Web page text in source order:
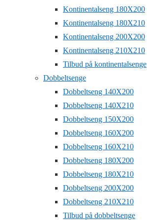
Kontinentalseng 180X200
Kontinentalseng 180X210
Kontinentalseng 200X200
Kontinentalseng 210X210
Tilbud på kontinentalsenge
Dobbeltsenge
Dobbeltseng 140X200
Dobbeltseng 140X210
Dobbeltseng 150X200
Dobbeltseng 160X200
Dobbeltseng 160X210
Dobbeltseng 180X200
Dobbeltseng 180X210
Dobbeltseng 200X200
Dobbeltseng 210X210
Tilbud på dobbeltsenge